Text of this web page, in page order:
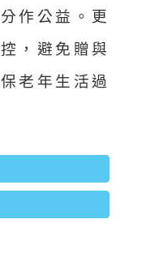
作公益。更
，避免贈與
老年生活過